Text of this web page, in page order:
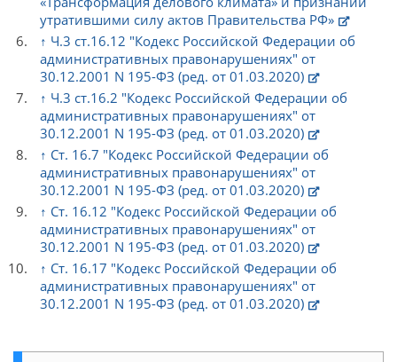
утратившими силу актов Правительства РФ»
↑ Ч.3 ст.16.12 "Кодекс Российской Федерации об
административных правонарушениях" от
30.12.2001 N 195-ФЗ (ред. от 01.03.2020)
↑ Ч.3 ст.16.2 "Кодекс Российской Федерации об
административных правонарушениях" от
30.12.2001 N 195-ФЗ (ред. от 01.03.2020)
↑ Ст. 16.7 "Кодекс Российской Федерации об
административных правонарушениях" от
30.12.2001 N 195-ФЗ (ред. от 01.03.2020)
↑ Ст. 16.12 "Кодекс Российской Федерации об
административных правонарушениях" от
30.12.2001 N 195-ФЗ (ред. от 01.03.2020)
↑ Ст. 16.17 "Кодекс Российской Федерации об
административных правонарушениях" от
30.12.2001 N 195-ФЗ (ред. от 01.03.2020)